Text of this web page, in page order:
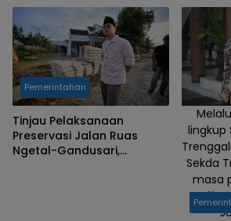
Pemerintahan
Tinjau Pelaksanaan
Preservasi Jalan Ruas
Ngetal-Gandusari,
lingkup
Sekda
masa